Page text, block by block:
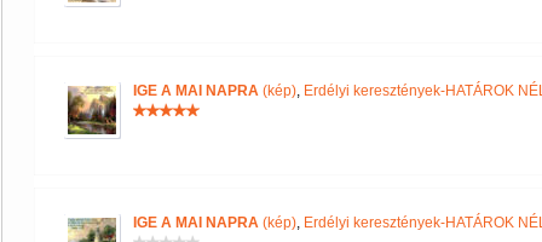
IGE A MAI NAPRA (kép), Erdélyi keresztények-HATÁROK
IGE A MAI NAPRA (kép), Erdélyi keresztények-HATÁROK